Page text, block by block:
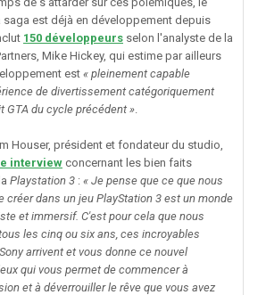
est déjà en développement depuis
150 développeurs selon l'analyste de la
Mike Hickey, qui estime par ailleurs
est « pleinement capable
de divertissement catégoriquement
GTA du cycle précédent »
Houser, président et fondateur du studio,
interview concernant les bien faits
Playstation 3 : « Je pense que ce que nous
créer dans un jeu PlayStation 3 est un monde
et immersif. C'est pour cela que nous
les cinq ou six ans, ces incroyables
arrivent et vous donne ce nouvel
qui vous permet de commencer à
et à déverrouiller le rêve que vous avez